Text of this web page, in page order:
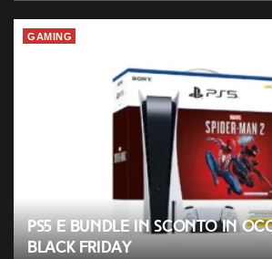
GAMING
PS5 e bundle in sconto in
Black Friday